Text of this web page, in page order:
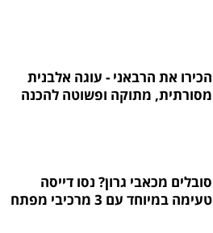
הכירו את הרבאני - עוגה אלבנית
מסורתית, מתוקה ופשוטה להכנה
סובלים מכאבי גרון? נסו דייסה
טעימה במיוחד עם 3 מרכיבי מפתח